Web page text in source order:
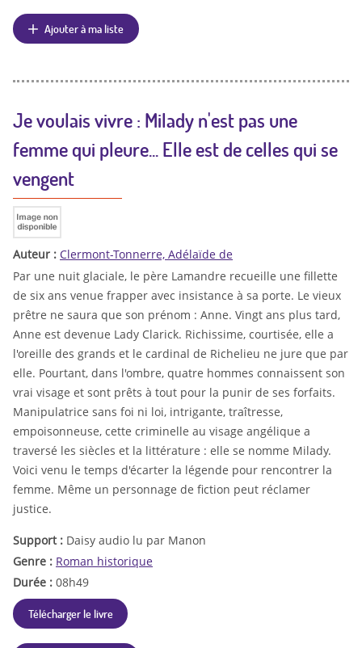
Ajouter à ma liste
Je voulais vivre : Milady n'est pas une
femme qui pleure... Elle est de celles qui se
vengent
Auteur : Clermont-Tonnerre, Adélaïde de
Par une nuit glaciale, le père Lamandre recueille une fillette
de six ans venue frapper avec insistance à sa porte. Le vieux
prêtre ne saura que son prénom : Anne. Vingt ans plus tard,
Anne est devenue Lady Clarick. Richissime, courtisée, elle a
l'oreille des grands et le cardinal de Richelieu ne jure que par
elle. Pourtant, dans l'ombre, quatre hommes connaissent son
vrai visage et sont prêts à tout pour la punir de ses forfaits.
Manipulatrice sans foi ni loi, intrigante, traîtresse,
empoisonneuse, cette criminelle au visage angélique a
traversé les siècles et la littérature : elle se nomme Milady.
Voici venu le temps d'écarter la légende pour rencontrer la
femme. Même un personnage de fiction peut réclamer
justice.
Support : Daisy audio lu par Manon
Genre : Roman historique
Durée : 08h49
Télécharger le livre